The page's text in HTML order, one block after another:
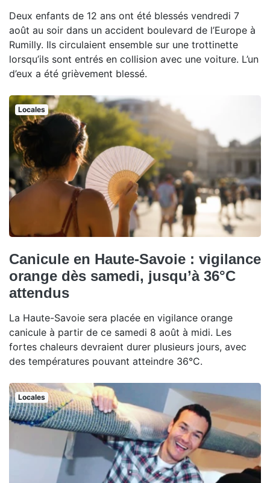
Deux enfants de 12 ans ont été blessés vendredi 7
août au soir dans un accident boulevard de l’Europe à
Rumilly. Ils circulaient ensemble sur une trottinette
lorsqu’ils sont entrés en collision avec une voiture. L’un
d’eux a été grièvement blessé.
Locales
Canicule en Haute-Savoie : vigilance
orange dès samedi, jusqu’à 36°C
attendus
La Haute-Savoie sera placée en vigilance orange
canicule à partir de ce samedi 8 août à midi. Les
fortes chaleurs devraient durer plusieurs jours, avec
des températures pouvant atteindre 36°C.
Locales